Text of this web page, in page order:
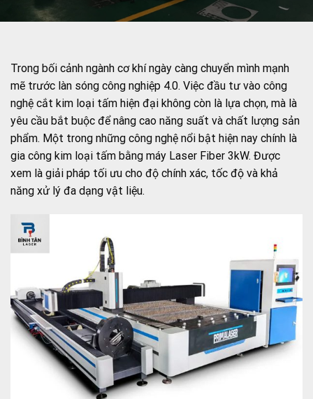
Trong bối cảnh ngành cơ khí ngày càng chuyển mình mạnh
mẽ trước làn sóng công nghiệp 4.0. Việc đầu tư vào công
nghệ cắt kim loại tấm hiện đại không còn là lựa chọn, mà là
yêu cầu bắt buộc để nâng cao năng suất và chất lượng sản
phẩm. Một trong những công nghệ nổi bật hiện nay chính là
gia công kim loại tấm bằng máy Laser Fiber 3kW. Được
xem là giải pháp tối ưu cho độ chính xác, tốc độ và khả
năng xử lý đa dạng vật liệu.